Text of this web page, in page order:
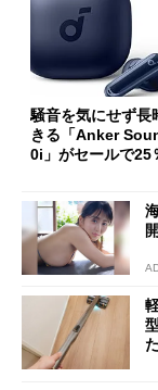
騒音を気にせず長
きる「Anker
0i」がセールで25